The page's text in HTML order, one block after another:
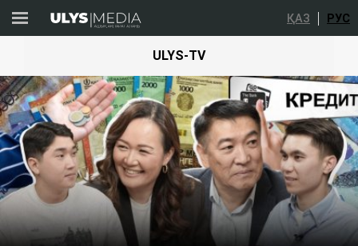
ҚАЗ РУС
ULYS-TV